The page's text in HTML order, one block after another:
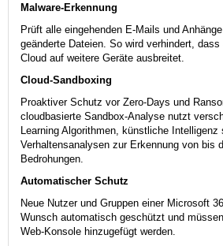
Malware-Erkennung
Prüft alle eingehenden E-Mails und
geänderte Dateien. So wird verhindert,
Cloud auf weitere Geräte ausbreitet.
Cloud-Sandboxing
Proaktiver Schutz vor Zero-Days und
cloudbasierte Sandbox-Analyse nutzt
Learning Algorithmen, künstliche Intelligenz
Verhaltensanalysen zur Erkennung von bis
Bedrohungen.
Automatischer Schutz
Neue Nutzer und Gruppen einer Microsoft
Wunsch automatisch geschützt und
Web-Konsole hinzugefügt werden.